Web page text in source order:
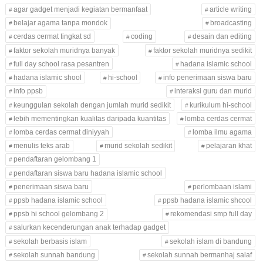
agar gadget menjadi kegiatan bermanfaat
article writing
belajar agama tanpa mondok
broadcasting
cerdas cermat tingkat sd
coding
desain dan editing
faktor sekolah muridnya banyak
faktor sekolah muridnya sedikit
full day school rasa pesantren
hadana islamic school
hadana islamic shool
hi-school
info penerimaan siswa baru
info ppsb
interaksi guru dan murid
keunggulan sekolah dengan jumlah murid sedikit
kurikulum hi-school
lebih mementingkan kualitas daripada kuantitas
lomba cerdas cermat
lomba cerdas cermat diniyyah
lomba ilmu agama
menulis teks arab
murid sekolah sedikit
pelajaran khat
pendaftaran gelombang 1
pendaftaran siswa baru hadana islamic school
penerimaan siswa baru
perlombaan islami
ppsb hadana islamic school
ppsb hadana islamic shcool
ppsb hi school gelombang 2
rekomendasi smp full day
salurkan kecenderungan anak terhadap gadget
sekolah berbasis islam
sekolah islam di bandung
sekolah sunnah bandung
sekolah sunnah bermanhaj salaf